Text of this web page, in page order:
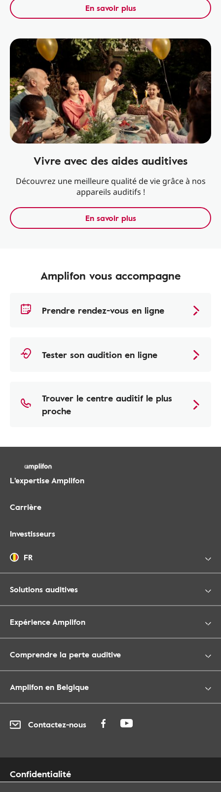
En savoir plus
Vivre avec des aides auditives
Découvrez une meilleure qualité de vie grâce à nos
appareils auditifs !
En savoir plus
Amplifon vous accompagne
Prendre rendez-vous en ligne
Tester son audition en ligne
Trouver le centre auditif le plus
proche
L'expertise Amplifon
Carrière
Investisseurs
FR
Solutions auditives
Expérience Amplifon
Comprendre la perte auditive
Amplifon en Belgique
Contactez-nous
Confidentialité
Cookies